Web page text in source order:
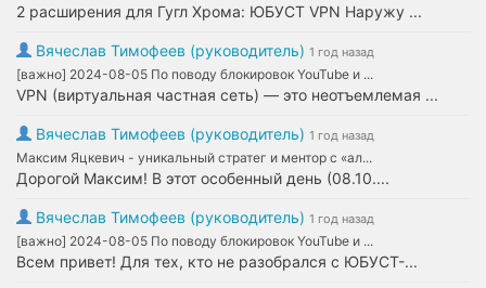
2 расширения для Гугл Хрома: ЮБУСТ VPN Наружу ...
Вячеслав Тимофеев (руководитель) 1 год назад
[важно] 2024-08-05 По поводу блокировок YouTube и ...
VPN (виртуальная частная сеть) — это неотъемлемая ...
Вячеслав Тимофеев (руководитель) 1 год назад
Максим Яцкевич - уникальный стратег и ментор с «ал...
Дорогой Максим! В этот особенный день (08.10....
Вячеслав Тимофеев (руководитель) 1 год назад
[важно] 2024-08-05 По поводу блокировок YouTube и ...
Всем привет! Для тех, кто не разобрался с ЮБУСТ-...